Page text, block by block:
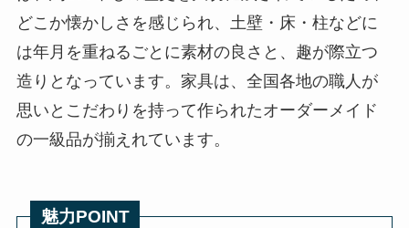
どこか懐かしさを感じられ、土壁・床・柱などに
は年月を重ねるごとに素材の良さと、趣が際立つ
造りとなっています。家具は、全国各地の職人が
思いとこだわりを持って作られたオーダーメイド
の一級品が揃えれています。
魅力POINT